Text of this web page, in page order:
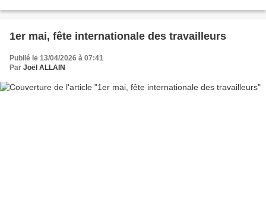
1er mai, fête internationale des travailleurs
Publié le 13/04/2026 à 07:41
Par Joël ALLAIN